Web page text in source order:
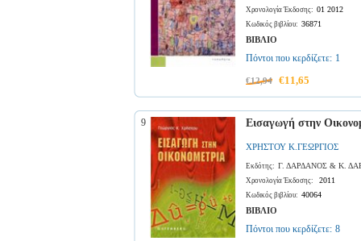
Χρονολογία Έκδοσης: 01 2012
Κωδικός βιβλίου: 36871
ΒΙΒΛΙΟ
Πόντοι που κερδίζετε: 1
€12,94 €11,65
9 Εισαγωγή στην
ΧΡΗΣΤΟΥ Κ.ΓΕΩΡΓΙΟΣ
Εκδότης: Γ. ΔΑΡΔΑΝΟΣ & Κ.
Χρονολογία Έκδοσης: 2011
Κωδικός βιβλίου: 40064
ΒΙΒΛΙΟ
Πόντοι που κερδίζετε: 8